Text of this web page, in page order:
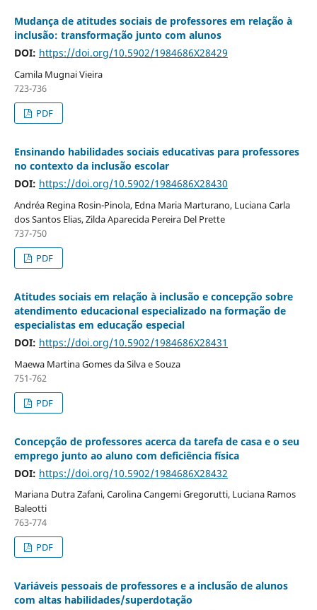
Mudança de atitudes sociais de professores em relação à
inclusão: transformação junto com alunos
DOI: https://doi.org/10.5902/1984686X28429
Camila Mugnai Vieira
723-736
PDF
Ensinando habilidades sociais educativas para professores
no contexto da inclusão escolar
DOI: https://doi.org/10.5902/1984686X28430
Andréa Regina Rosin-Pinola, Edna Maria Marturano, Luciana Carla
dos Santos Elias, Zilda Aparecida Pereira Del Prette
737-750
PDF
Atitudes sociais em relação à inclusão e concepção sobre
atendimento educacional especializado na formação de
especialistas em educação especial
DOI: https://doi.org/10.5902/1984686X28431
Maewa Martina Gomes da Silva e Souza
751-762
PDF
Concepção de professores acerca da tarefa de casa e o seu
emprego junto ao aluno com deficiência física
DOI: https://doi.org/10.5902/1984686X28432
Mariana Dutra Zafani, Carolina Cangemi Gregorutti, Luciana Ramos
Baleotti
763-774
PDF
Variáveis pessoais de professores e a inclusão de alunos
com altas habilidades/superdotação